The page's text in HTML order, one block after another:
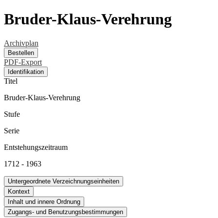
Bruder-Klaus-Verehrung
Archivplan
Bestellen
PDF-Export
Identifikation
Titel
Bruder-Klaus-Verehrung
Stufe
Serie
Entstehungszeitraum
1712 - 1963
Untergeordnete Verzeichnungseinheiten
Kontext
Inhalt und innere Ordnung
Zugangs- und Benutzungsbestimmungen